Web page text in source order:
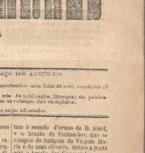
reil
va~
Wanna`¬
cada linha iii-reis; repetição; :tl
. Al publieuçtleoíllttarnriu são publico-
aena redacao dois exemplares.
pegas adiantados.
tam o escudo d'arinas de D. Joãol,
e o brasão de Guimarães,que se
compõe da imagem da Virgem Ma-
ria e rle uma oliveira. Sohro a porta